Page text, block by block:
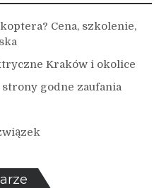
Cena, szkolenie,
Kraków i okolice
godne zaufania